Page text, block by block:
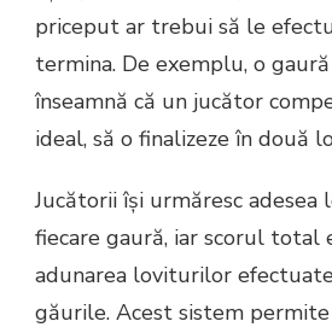
priceput ar trebui să le
termina. De exemplu, o
înseamnă că un jucător
ideal, să o finalizeze în două
Jucătorii își urmăresc
fiecare gaură, iar scorul total
adunarea loviturilor
găurile. Acest sistem